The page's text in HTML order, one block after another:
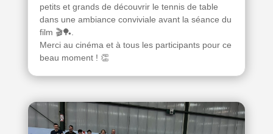
petits et grands de découvrir le tennis de table
dans une ambiance conviviale avant la séance du
film 🎬🏓.
Merci au cinéma et à tous les participants pour ce
beau moment ! 👏